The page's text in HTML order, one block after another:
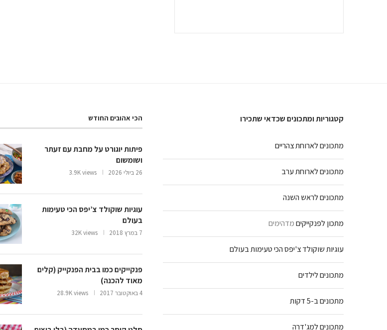
קטגוריות ומתכונים שכדאי שתכירו
מתכונים לארוחת צהריים
מתכונים לארוחת ערב
מתכונים לראש השנה
מתכון לפנקייקיםמדהימים
עוגיות שוקולד צ'יפס הכי טעימות בעולם
מתכונים לילדים
מתכונים ב-5 דקות
מתכונים למג'דרה
הכי אהובים החודש
פיתות יוגורט על מחבת עם זעתר
ושומשום
26 ביולי 2026 3.9K views
עוגיות שוקולד צ’יפס הכי טעימות
בעולם
7 במרץ 2018 32K views
פנקייקים כמו בבית הפנקייק (קלים
מאוד להכנה)
4 באוקטובר 2017 28.9K views